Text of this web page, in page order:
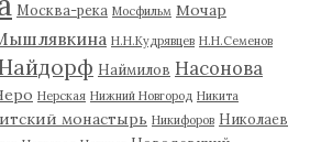
Москва-река Мосфильм Мочар
Н.Н.Кудрявцев Н.Н.Семенов
Наймилов Насонова
Нерская Нижний Новгород Никита
монастырь Никифоров Николаев